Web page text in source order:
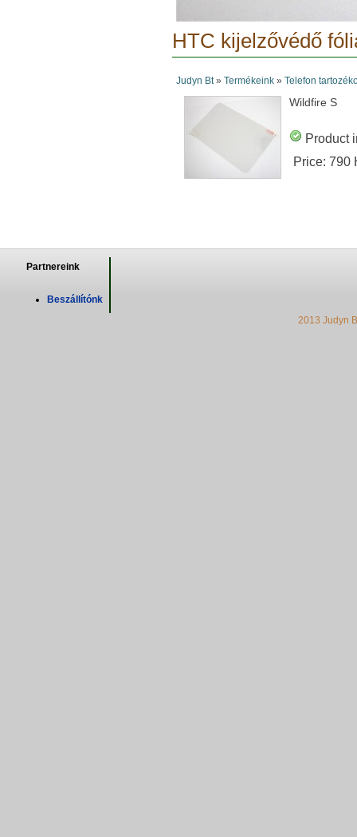
HTC kijelzővédő
Judyn Bt» Termékeink» Telefon
Wildfire S
Product
Price: 790
Partnereink
Beszállítónk
2013 Judyn